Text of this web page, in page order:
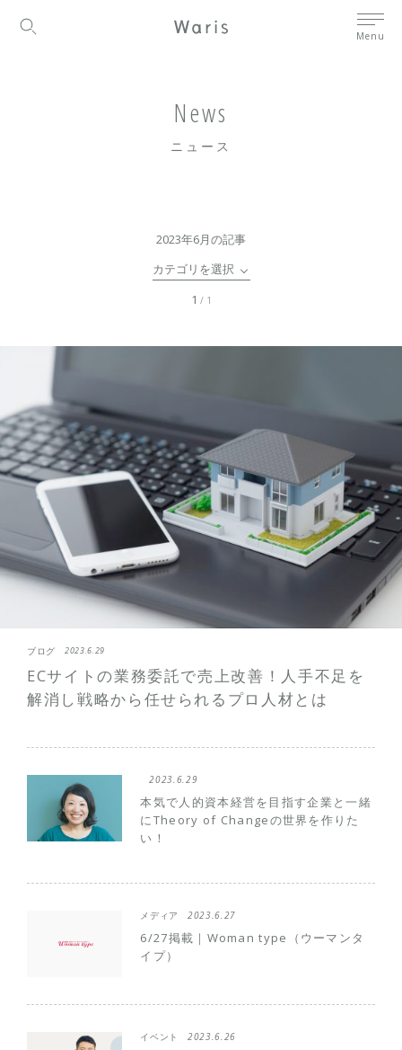
Menu
News
ニュース
2023年6月の記事
カテゴリを選択
1 / 1
ブログ 2023.6.29
ECサイトの業務委託で売上改善！人手不足を
解消し戦略から任せられるプロ人材とは
2023.6.29
本気で人的資本経営を目指す企業と一緒
にTheory of Changeの世界を作りた
い！
メディア 2023.6.27
6/27掲載｜Woman type（ウーマンタ
イプ）
イベント 2023.6.26